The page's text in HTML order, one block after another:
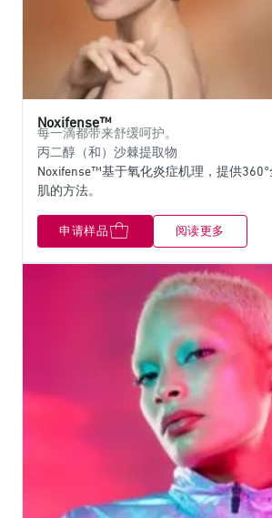
Noxifense™
每一滴都带来舒缓呵护。
丙二醇（和）沙棘提取物
Noxifense™基于氧化炎症机理，提供
肌的方法。
申请样品 阅读更多